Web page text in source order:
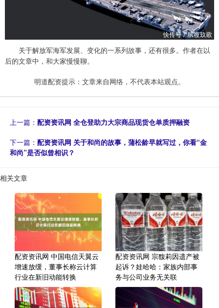
关于解放军海军发展、变化的一系列故事，还有很多。作者在以
后的文章中，和大家慢慢聊。
明道配资提示：文章来自网络，不代表本站观点。
上一篇： 配资资讯网 全仓登助力大宗商品现货仓单质押融资
下一篇： 配资资讯网 关于和尚的故事，蒲松龄早就写过，你看“金
和尚”是否似曾相识？
相关文章
配资资讯网 中国电信天翼云
增速放缓，董事长称云计算
行业在新旧动能转换
配资资讯网 宗馥莉因遗产被
起诉？娃哈哈：家族内部事
务与公司业务无关联